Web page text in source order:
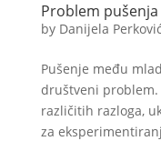
Problem
by Danijela Perković
Pušenje među
društveni
različitih razloga,
za